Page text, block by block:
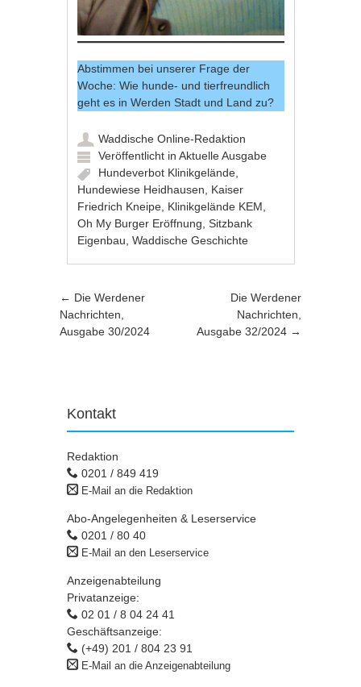
Abstimmen bei unserer Frage der
Woche: Wie hunde- und tierfreundlich
geht es in Werden Stadt und Land zu?
Waddische Online-Redaktion
Veröffentlicht inAktuelle Ausgabe
Hundeverbot Klinikgelände
Hundewiese Heidhausen
Kaiser
Friedrich Kneipe Klinikgelände KEM
Oh My Burger Eröffnung ,Sitzbank
Eigenbau ,Waddische Geschichte
Artikel-Navigation
← Die Werdener
Nachrichten,
Ausgabe 30/2024
Die Werdener
Nachrichten,
Ausgabe 32/2024 →
Kontakt
Redaktion
0201 / 849 419
E-Mail an die Redaktion
Abo-Angelegenheiten & Leserservice
0201 / 80 40
E-Mail an den Leserservice
Anzeigenabteilung
Privatanzeige:
02 01 / 8 04 24 41
Geschäftsanzeige:
(+49) 201 / 804 23 91
E-Mail an die Anzeigenabteilung